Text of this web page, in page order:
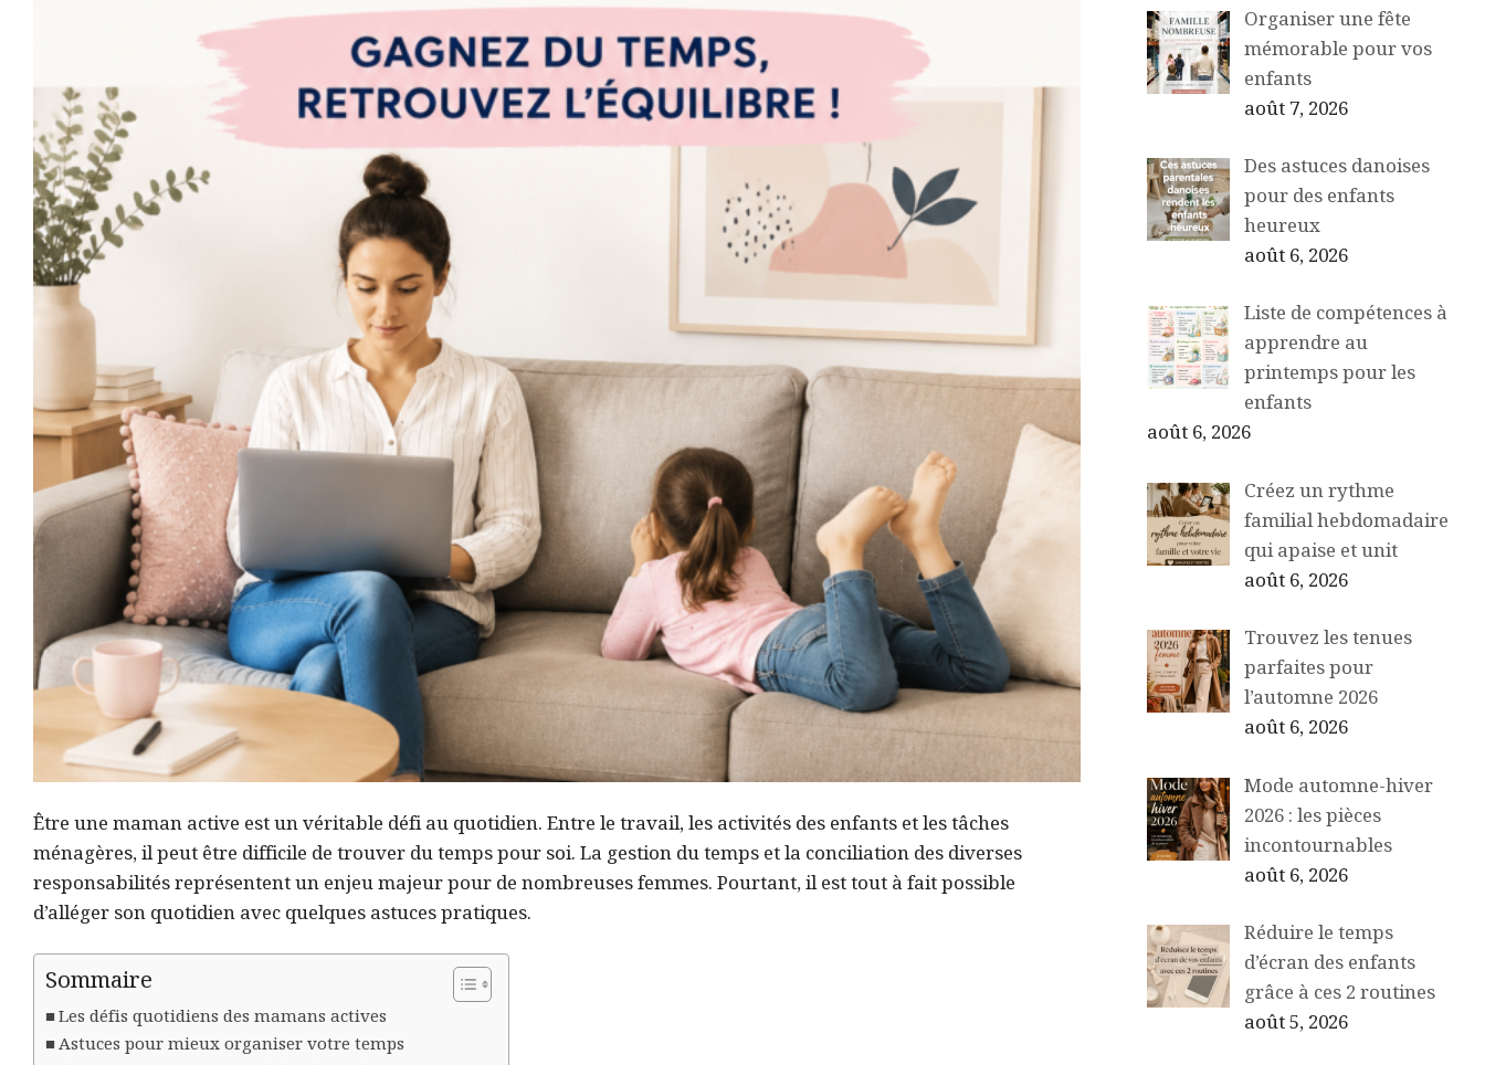
Être une maman active est un véritable défi au quotidien. Entre le travail, les activités des enfants et les tâches
ménagères, il peut être difficile de trouver du temps pour soi. La gestion du temps et la conciliation des diverses
responsabilités représentent un enjeu majeur pour de nombreuses femmes. Pourtant, il est tout à fait possible
d’alléger son quotidien avec quelques astuces pratiques.
Sommaire
Les défis quotidiens des mamans actives
Astuces pour mieux organiser votre temps
Organiser une fête
mémorable pour vos
enfants
août 7, 2026
Des astuces danoises
pour des enfants
heureux
août 6, 2026
Liste de compétences à
apprendre au
printemps pour les
enfants
août 6, 2026
Créez un rythme
familial hebdomadaire
qui apaise et unit
août 6, 2026
Trouvez les tenues
parfaites pour
l’automne 2026
août 6, 2026
Mode automne-hiver
2026 : les pièces
incontournables
août 6, 2026
Réduire le temps
d’écran des enfants
grâce à ces 2 routines
août 5, 2026